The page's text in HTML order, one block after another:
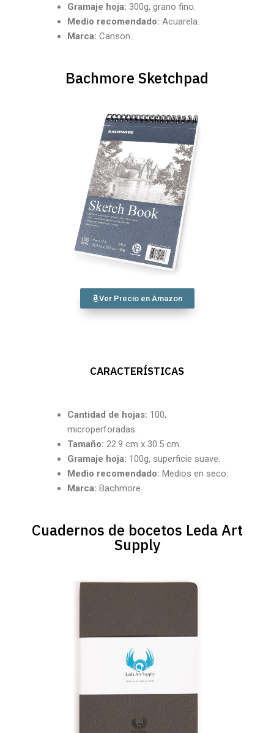
Gramaje hoja: 300g, grano fino.
Medio recomendado: Acuarela.
Marca: Canson.
Bachmore Sketchpad
Ver Precio en Amazon
CARACTERÍSTICAS
Cantidad de hojas: 100,
microperforadas.
Tamaño: 22.9 cm x 30.5 cm.
Gramaje hoja: 100g, superficie suave.
Medio recomendado: Medios en seco.
Marca: Bachmore.
Cuadernos de bocetos Leda Art
Supply